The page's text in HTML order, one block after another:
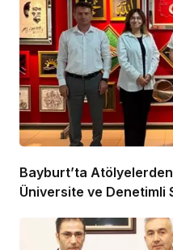
Bayburt’ta
Üniversite ve Denetimli